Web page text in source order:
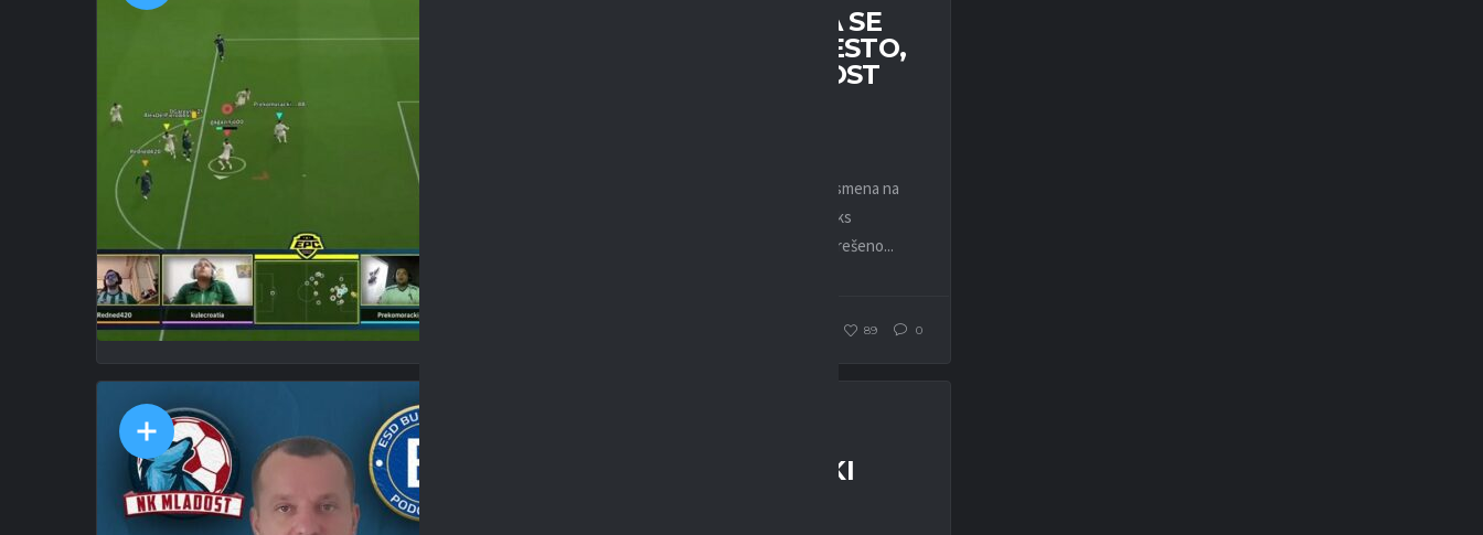
EPC: SLOBODA TUZLA SE
PROBILA NA PRVO MESTO,
PARTIZAN I BUDUĆNOST
Sedmo kolo eFootball BPC lige je obeležila smena na
vrhu tabele. Sloboda iz Tuzle je iskoristila kiks
Budućnosti iz Podgorice koja je odigrala nerešeno...
89 0
BUDUĆNOST RUTINSKI